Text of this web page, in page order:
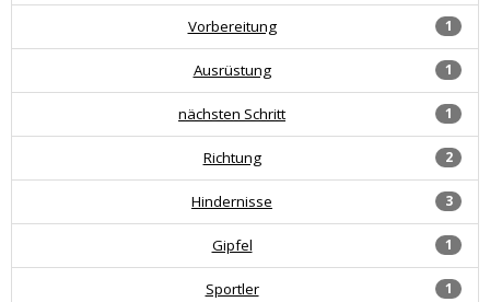
1
Vorbereitung
1
Ausrüstung
1
nächsten Schritt
2
Richtung
3
Hindernisse
1
Gipfel
1
Sportler